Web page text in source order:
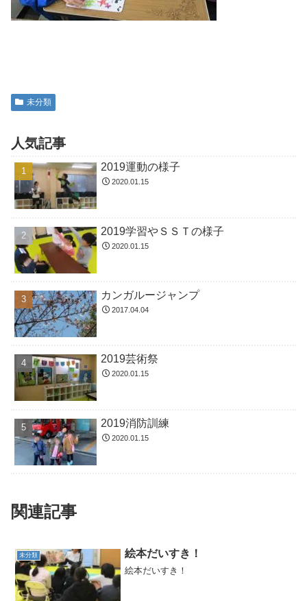
未分類
人気記事
2019運動の様子
2020.01.15
2019学習やＳＳＴの様子
2020.01.15
カンガルージャンプ
2017.04.04
2019芸術祭
2020.01.15
2019消防訓練
2020.01.15
関連記事
未分類 絵本だいすき！
絵本だいすき！